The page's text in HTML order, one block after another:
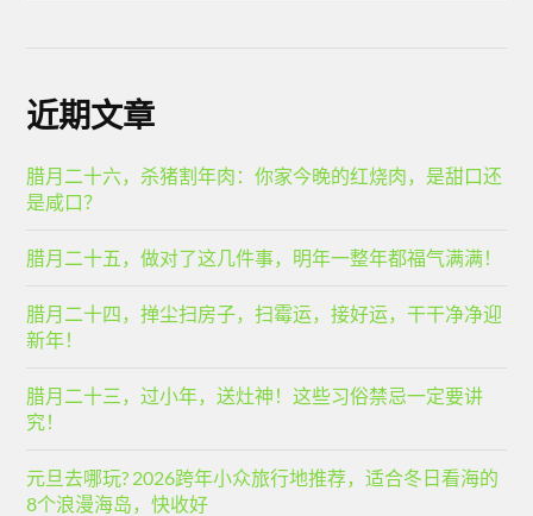
近期文章
腊月二十六，杀猪割年肉：你家今晚的红烧肉，是甜口还
是咸口？
腊月二十五，做对了这几件事，明年一整年都福气满满！
腊月二十四，掸尘扫房子，扫霉运，接好运，干干净净迎
新年！
腊月二十三，过小年，送灶神！这些习俗禁忌一定要讲
究！
元旦去哪玩? 2026跨年小众旅行地推荐，适合冬日看海的
8个浪漫海岛，快收好